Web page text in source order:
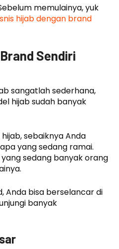
memulainya, yuk
hijab dengan brand
Sendiri
sangatlah sederhana,
hijab sudah banyak
sebaiknya Anda
yang sedang ramai.
sedang banyak orang
Anda bisa berselancar di
banyak